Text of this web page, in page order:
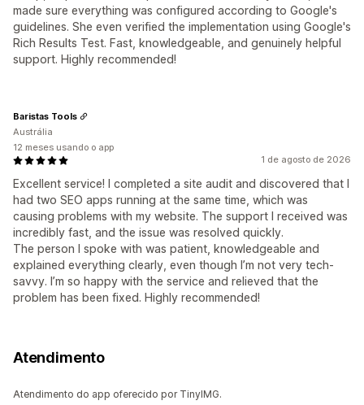
made sure everything was configured according to Google's
guidelines. She even verified the implementation using Google's
Rich Results Test. Fast, knowledgeable, and genuinely helpful
support. Highly recommended!
1 de agosto de 2026
Excellent service! I completed a site audit and discovered that I
had two SEO apps running at the same time, which was
causing problems with my website. The support I received was
incredibly fast, and the issue was resolved quickly.
The person I spoke with was patient, knowledgeable and
explained everything clearly, even though I’m not very tech-
savvy. I’m so happy with the service and relieved that the
problem has been fixed. Highly recommended!
Baristas Tools
Austrália
12 meses usando o app
Atendimento
Atendimento do app oferecido por TinyIMG.